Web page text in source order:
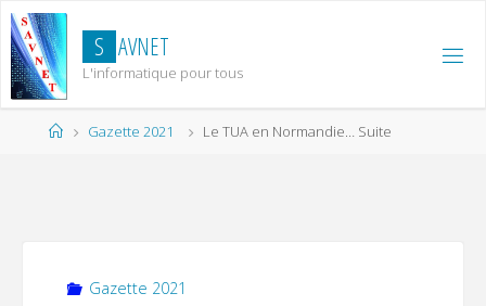
Skip
to
content
S AVNET
L'informatique pour tous
HomeGazette 2021 Le TUA en Normandie… Suite
Gazette 2021